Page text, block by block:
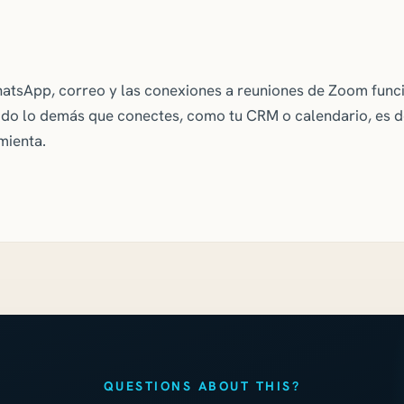
correo y las conexiones a reuniones de Zoom
lo demás que conectes, como tu CRM o calendario, es
QUESTIONS ABOUT THIS?